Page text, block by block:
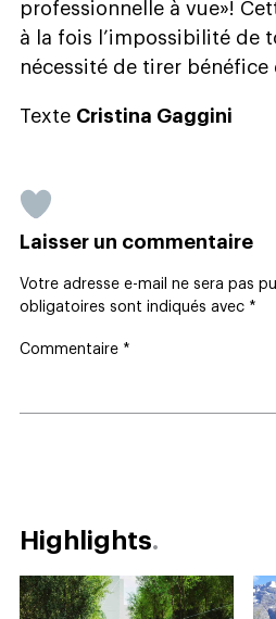
professionnelle à vue»!
à la fois l’impossibilité de
nécessité de tirer bénéfice
Texte Cristina Gaggini
Laisser un commentaire
Votre adresse e-mail ne sera pas
obligatoires sont indiqués avec *
Commentaire *
Highlights